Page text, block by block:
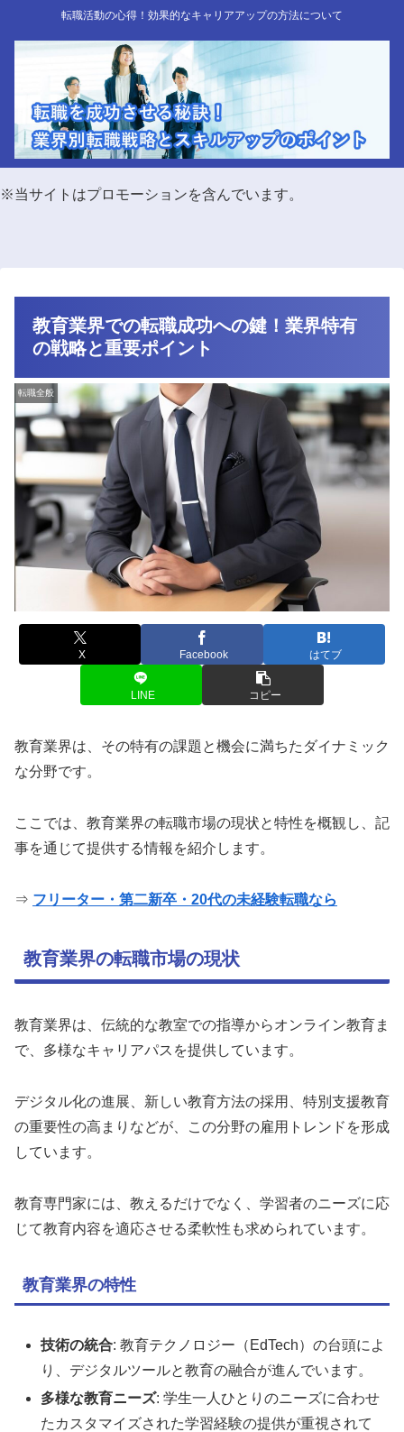
転職活動の心得！効果的なキャリアアップの方法について
※当サイトはプロモーションを含んでいます。
教育業界での転職成功への鍵！業界特有
の戦略と重要ポイント
転職全般
X Facebook はてブ
LINE コピー
教育業界は、その特有の課題と機会に満ちたダイナミック
な分野です。
ここでは、教育業界の転職市場の現状と特性を概観し、記
事を通じて提供する情報を紹介します。
⇒ フリーター・第二新卒・20代の未経験転職なら
教育業界の転職市場の現状
教育業界は、伝統的な教室での指導からオンライン教育ま
で、多様なキャリアパスを提供しています。
デジタル化の進展、新しい教育方法の採用、特別支援教育
の重要性の高まりなどが、この分野の雇用トレンドを形成
しています。
教育専門家には、教えるだけでなく、学習者のニーズに応
じて教育内容を適応させる柔軟性も求められています。
教育業界の特性
技術の統合: 教育テクノロジー（EdTech）の台頭によ
り、デジタルツールと教育の融合が進んでいます。
多様な教育ニーズ: 学生一人ひとりのニーズに合わせ
たカスタマイズされた学習経験の提供が重視されて